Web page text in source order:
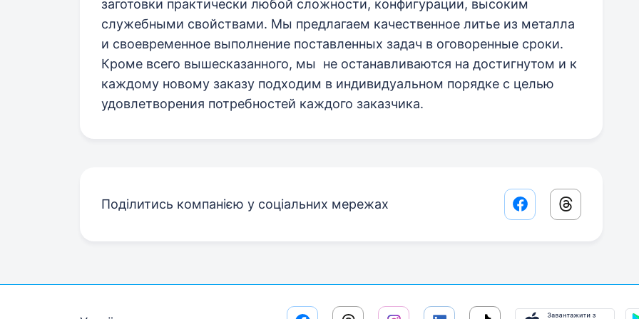
заготовки практически любой сложности, конфигурации, высоким
служебными свойствами. Мы предлагаем качественное литье из металла
и своевременное выполнение поставленных задач в оговоренные сроки.
Кроме всего вышесказанного, мы не останавливаются на достигнутом и к
каждому новому заказу подходим в индивидуальном порядке с целью
удовлетворения потребностей каждого заказчика.
Поділитись компанією у соціальних мережах Facebook share link
Threads